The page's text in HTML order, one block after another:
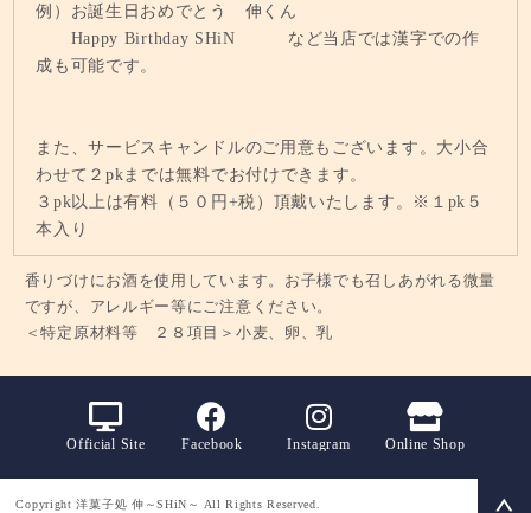
例）お誕生日おめでとう 伸くん
Happy Birthday SHiN など当店では漢字での作
成も可能です。
また、サービスキャンドルのご用意もございます。大小合
わせて２pkまでは無料でお付けできます。
３pk以上は有料（５０円+税）頂戴いたします。※１pk５
本入り
香りづけにお酒を使用しています。お子様でも召しあがれる微量
ですが、アレルギー等にご注意ください。
＜特定原材料等 ２８項目＞小麦、卵、乳
Official Site Facebook Instagram Online Shop
Copyright 洋菓子処 伸～SHiN～ All Rights Reserved.